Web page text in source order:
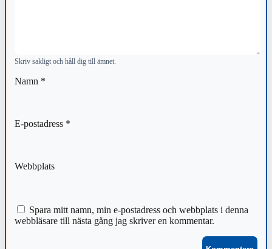
Skriv sakligt och håll dig till ämnet.
Namn *
E-postadress *
Webbplats
Spara mitt namn, min e-postadress och webbplats i denna
webbläsare till nästa gång jag skriver en kommentar.